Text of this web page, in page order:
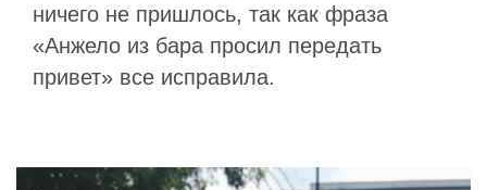
ничего не пришлось, так как фраза
«Анжело из бара просил передать
привет» все исправила.